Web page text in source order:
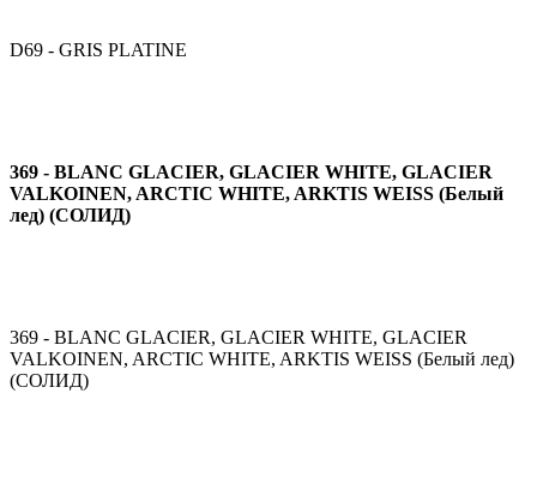
D69 - GRIS PLATINE
369 - BLANC GLACIER, GLACIER WHITE, GLACIER
VALKOINEN, ARCTIC WHITE, ARKTIS WEISS (Белый
лед) (СОЛИД)
369 - BLANC GLACIER, GLACIER WHITE, GLACIER
VALKOINEN, ARCTIC WHITE, ARKTIS WEISS (Белый лед)
(СОЛИД)